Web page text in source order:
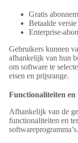
Gratis
Betaalde
Enterprise-
Gebruikers kunnen
afhankelijk van hun
om software te
eisen en prijsrange.
Functionaliteiten en
Afhankelijk van de
functionaliteiten en